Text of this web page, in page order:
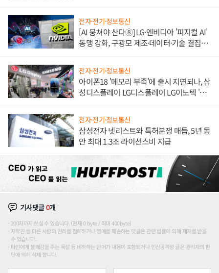
전자·전기·정보통신
[AI 뭉쳐야 산다⑧] LG·엔비디아 '피지컬 AI'
동맹 강화, 구광모 제조·데이터·기술 결집
전자·전기·정보통신
아이폰18 '메모리 부족'에 출시 지연되나, 삼
성디스플레이 LG디스플레이 LG이노텍 '탈
전자·전기·정보통신
삼성전자 넷리스트와 특허분쟁 매듭, 5년 동
안 최대 1.3조 라이선스비 지급
기사댓글0개
200자까지 쓰실 수 있습니다. (현재 0 byte / 최대 400byte)
저작권 등 다른 사람의 권리를 침해하거나 명예를 훼손하는 댓글은 관련 법률에 의해 제재를 받을
수 있습니다.
타인에게 불쾌감을 주는 욕설 등 비하하는 단어가 내용에 포함되거나 인신공격성 글은 관리자의 판
단에 의해 삭제 합니다.